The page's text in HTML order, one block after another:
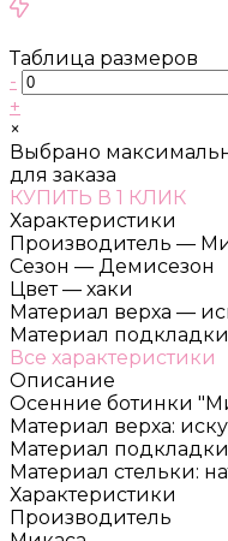
Таблица размеров
-
+
×
Выбрано
для заказа
КУПИТЬ В 1 КЛИК
Характеристики
Производитель —
Сезон — Демисезон
Цвет — хаки
Материал верха —
Материал подкладки
Все характеристики
Описание
Осенние ботинки
Материал верха:
Материал
Материал стельки:
Характеристики
Производитель